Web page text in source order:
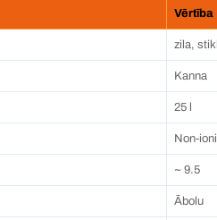
Vērtība
zila,
Kanna
25 l
Non-
~ 9.5
Ābolu